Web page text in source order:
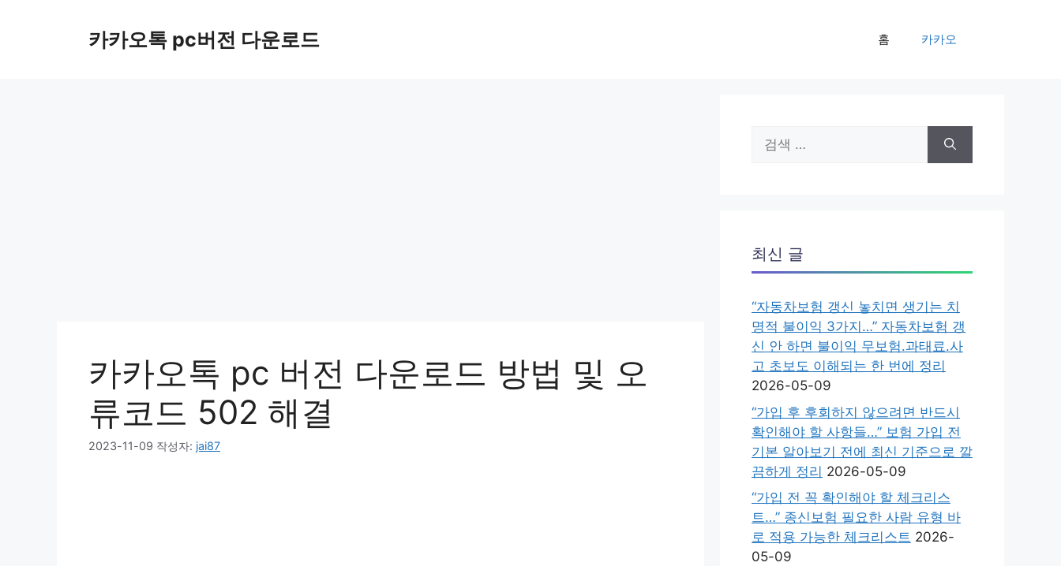
카카오톡 pc버전 다운로드 홈 카카오
카카오톡 pc 버전 다운로드 방법 및 오
류코드 502 해결
2023-11-09 작성자: jai87
색:
최신 글
“자동차보험 갱신 놓치면 생기는 치
명적 불이익 3가지…” 자동차보험 갱
신 안 하면 불이익 무보험.과태료.사
고 초보도 이해되는 한 번에 정리
2026-05-09
“가입 후 후회하지 않으려면 반드시
확인해야 할 사항들…” 보험 가입 전
기본 알아보기 전에 최신 기준으로 깔
끔하게 정리 2026-05-09
“가입 전 꼭 확인해야 할 체크리스
트…” 종신보험 필요한 사람 유형 바
로 적용 가능한 체크리스트 2026-
05-09